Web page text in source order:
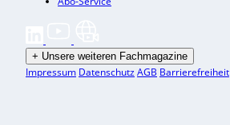
+ Unsere weiteren Fachmagazine
Impressum DatenschutzAGB Barrierefreiheit